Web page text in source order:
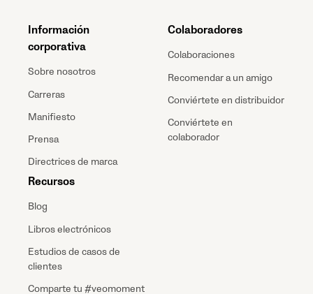
Información
corporativa
Sobre nosotros
Carreras
Manifiesto
Prensa
Directrices de marca
Recursos
Blog
Libros electrónicos
Estudios de casos de
clientes
Comparte tu #veomoment
Colaboradores
Colaboraciones
Recomendar a un amigo
Conviértete en distribuidor
Conviértete en
colaborador